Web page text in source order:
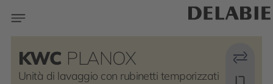
KWC PLANOX
Unità di lavaggio con rubinetti temporizzati